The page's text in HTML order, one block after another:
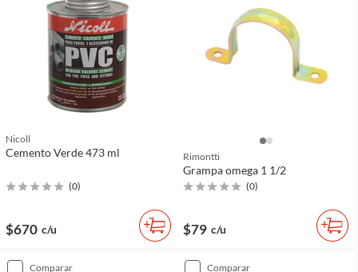
Nicoll
Cemento Verde 473 ml
(0)
$670 c/u
Rimontti
Grampa omega 1 1/2
(0)
$79 c/u
comparar comparar